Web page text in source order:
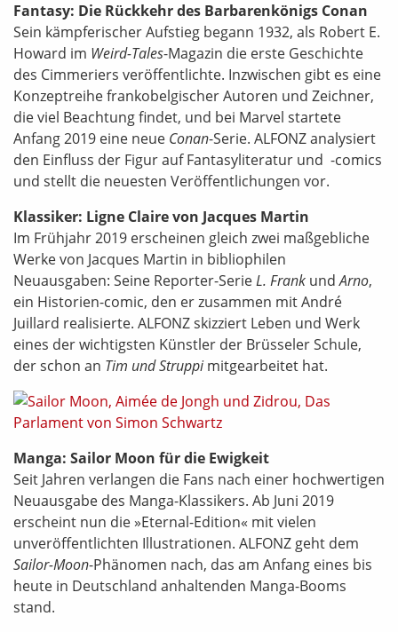
Fantasy: Die Rückkehr des Barbarenkönigs Conan
Sein kämpferischer Aufstieg begann 1932, als Robert E.
Howard im Weird-Tales-Magazin die erste Geschichte
des Cimmeriers veröffentlichte. Inzwischen gibt es eine
Konzeptreihe frankobelgischer Autoren und Zeichner,
die viel Beachtung findet, und bei Marvel startete
Anfang 2019 eine neue Conan-Serie. ALFONZ analysiert
den Einfluss der Figur auf Fantasyliteratur und -comics
und stellt die neuesten Veröffentlichungen vor.
Klassiker: Ligne Claire von Jacques Martin
Im Frühjahr 2019 erscheinen gleich zwei maßgebliche
Werke von Jacques Martin in bibliophilen
Neuausgaben: Seine Reporter-SerieL. Frank undArno,
ein Historien-comic, den er zusammen mit André
Juillard realisierte. ALFONZ skizziert Leben und Werk
eines der wichtigsten Künstler der Brüsseler Schule,
der schon an Tim und Struppimitgearbeitet hat.
Manga: Sailor Moon für die Ewigkeit
Seit Jahren verlangen die Fans nach einer hochwertigen
Neuausgabe des Manga-Klassikers. Ab Juni 2019
erscheint nun die »Eternal-Edition« mit vielen
unveröffentlichten Illustrationen. ALFONZ geht dem
Sailor-Moon-Phänomen nach, das am Anfang eines bis
heute in Deutschland anhaltenden Manga-Booms
stand.